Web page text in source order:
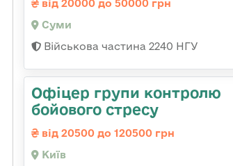
від 20000 до 50000 грн
Суми
Військова частина 2240 НГУ
Офіцер групи контролю
бойового стресу
від 20500 до 120500 грн
Київ